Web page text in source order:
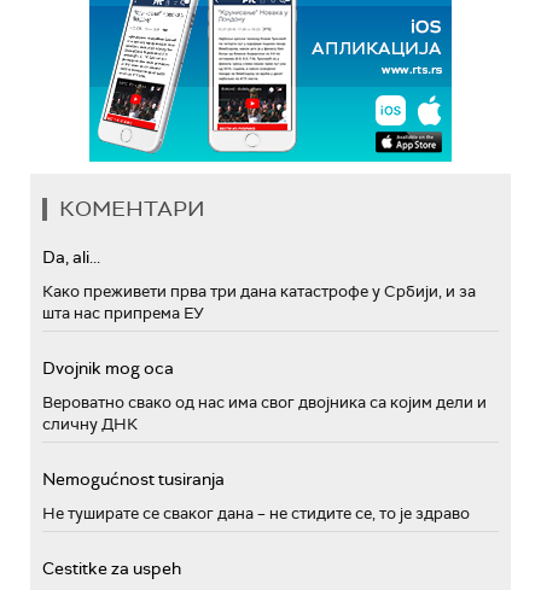
КОМЕНТАРИ
Da, ali...
Како преживети прва три дана катастрофе у Србији, и за
шта нас припрема ЕУ
Dvojnik mog oca
Вероватно свако од нас има свог двојника са којим дели и
сличну ДНК
Nemogućnost tusiranja
Не туширате се сваког дана – не стидите се, то је здраво
Cestitke za uspeh